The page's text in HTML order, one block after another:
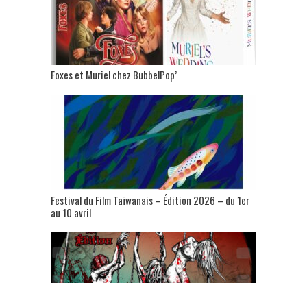
Foxes et Muriel chez BubbelPop’
Festival du Film Taïwanais – Édition 2026 – du 1er
au 10 avril